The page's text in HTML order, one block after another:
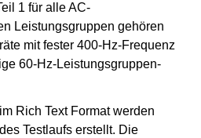
1 für alle AC-
Leistungsgruppen gehören
mit fester 400-Hz-Frequenz
60-Hz-Leistungsgruppen-
Rich Text Format werden
Testlaufs erstellt. Die